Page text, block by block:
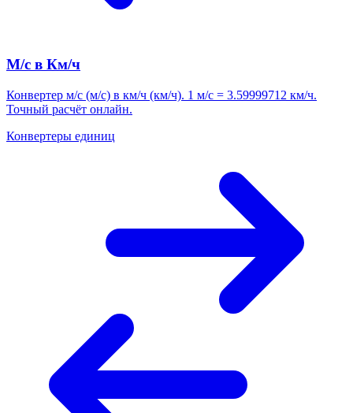
М/с в Км/ч
Конвертер м/с (м/с) в км/ч (км/ч). 1 м/с = 3.59999712 км/ч.
Точный расчёт онлайн.
Конвертеры единиц